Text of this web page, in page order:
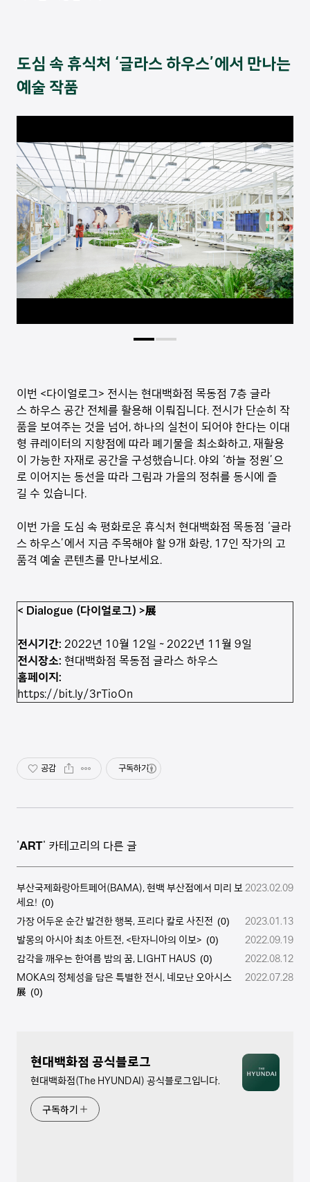
도심 속 휴식처 ‘글라스 하우스’에서 만나는
예술 작품
이번 <다이얼로그> 전시는 현대백화점 목동점 7층 글라
스 하우스 공간 전체를 활용해 이뤄집니다. 전시가 단순히 작
품을 보여주는 것을 넘어, 하나의 실천이 되어야 한다는 이대
형 큐레이터의 지향점에 따라 폐기물을 최소화하고, 재활용
이 가능한 자재로 공간을 구성했습니다. 야외 ‘하늘 정원’으
로 이어지는 동선을 따라 그림과 가을의 정취를 동시에 즐
길 수 있습니다.
이번 가을 도심 속 평화로운 휴식처 현대백화점 목동점 ‘글라
스 하우스’에서 지금 주목해야 할 9개 화랑, 17인 작가의 고
품격 예술 콘텐츠를 만나보세요.
< Dialogue (다이얼로그) >展
전시기간: 2022년 10월 12일 ~ 2022년 11월 9일
전시장소: 현대백화점 목동점 글라스 하우스
홈페이지:
https://bit.ly/3rTioOn
공감 구독하기
'ART' 카테고리의 다른 글
부산국제화랑아트페어(BAMA), 현백 부산점에서 미리 보
세요! (0)
2023.02.09
가장 어두운 순간 발견한 행복, 프리다 칼로 사진전 (0)
2023.01.13
발몽의 아시아 최초 아트전, <탄자니아의 이보> (0)
2022.09.19
감각을 깨우는 한여름 밤의 꿈, LIGHT HAUS (0)
2022.08.12
MOKA의 정체성을 담은 특별한 전시, 네모난 오아시스
展 (0)
2022.07.28
현대백화점 공식블로그
현대백화점(The HYUNDAI) 공식블로그입니다.
구독하기